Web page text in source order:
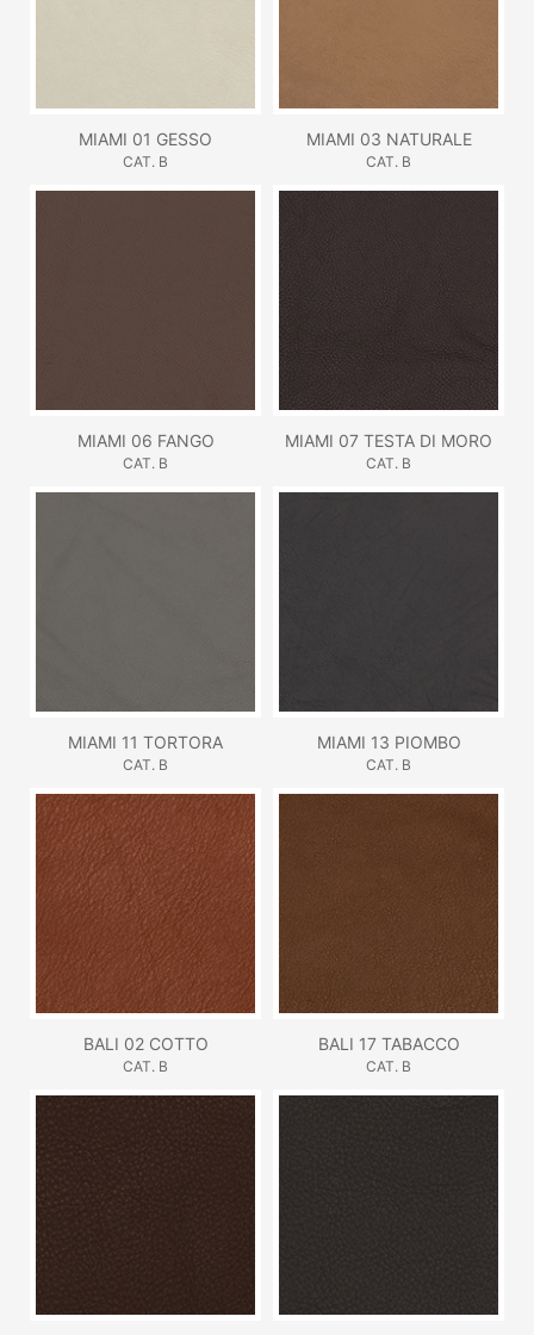
MIAMI 01 GESSO
CAT. B
MIAMI 03 NATURALE
CAT. B
MIAMI 06 FANGO
CAT. B
MIAMI 07 TESTA DI MORO
CAT. B
MIAMI 11 TORTORA
CAT. B
MIAMI 13 PIOMBO
CAT. B
BALI 02 COTTO
CAT. B
BALI 17 TABACCO
CAT. B